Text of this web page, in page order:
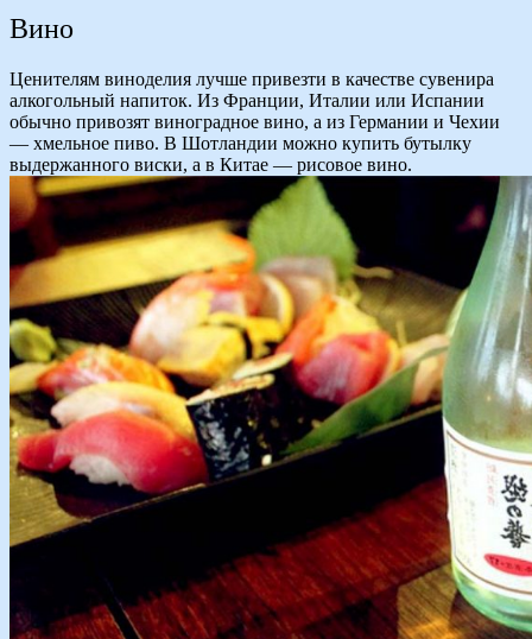
Вино
Ценителям виноделия лучше привезти в качестве сувенира
алкогольный напиток. Из Франции, Италии или Испании
обычно привозят виноградное вино, а из Германии и Чехии
— хмельное пиво. В Шотландии можно купить бутылку
выдержанного виски, а в Китае — рисовое вино.